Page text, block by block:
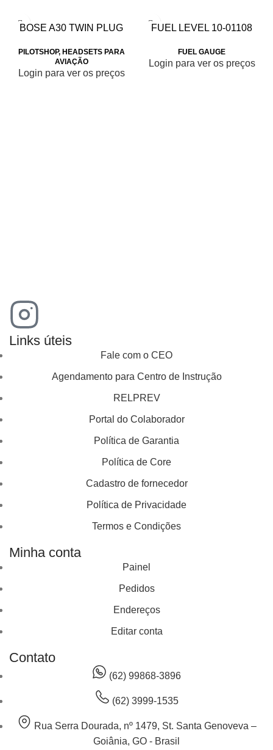
BOSE A30 TWIN PLUG
PILOTSHOP, HEADSETS PARA
AVIAÇÃO
Login para ver os preços
FUEL LEVEL 10-01108
FUEL GAUGE
Login para ver os preços
Links úteis
Fale com o CEO
Agendamento para Centro de Instrução
RELPREV
Portal do Colaborador
Política de Garantia
Política de Core
Cadastro de fornecedor
Política de Privacidade
Termos e Condições
Minha conta
Painel
Pedidos
Endereços
Editar conta
Contato
(62) 99868-3896
(62) 3999-1535
Rua Serra Dourada, nº 1479, St. Santa Genoveva –
Goiânia, GO - Brasil